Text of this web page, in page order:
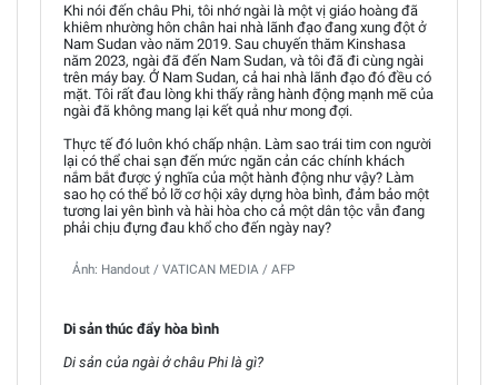
Khi nói đến châu Phi, tôi nhớ ngài là một vị giáo hoàng đã
khiêm nhường hôn chân hai nhà lãnh đạo đang xung đột ở
Nam Sudan vào năm 2019. Sau chuyến thăm Kinshasa
năm 2023, ngài đã đến Nam Sudan, và tôi đã đi cùng ngài
trên máy bay. Ở Nam Sudan, cả hai nhà lãnh đạo đó đều có
mặt. Tôi rất đau lòng khi thấy rằng hành động mạnh mẽ của
ngài đã không mang lại kết quả như mong đợi.
Thực tế đó luôn khó chấp nhận. Làm sao trái tim con người
lại có thể chai sạn đến mức ngăn cản các chính khách
nắm bắt được ý nghĩa của một hành động như vậy? Làm
sao họ có thể bỏ lỡ cơ hội xây dựng hòa bình, đảm bảo một
tương lai yên bình và hài hòa cho cả một dân tộc vẫn đang
phải chịu đựng đau khổ cho đến ngày nay?
Ảnh: Handout / VATICAN MEDIA / AFP
Di sản thúc đẩy hòa bình
Di sản của ngài ở châu Phi là gì?